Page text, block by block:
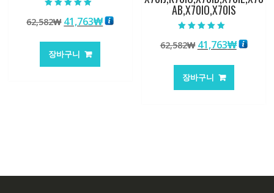
5.00
로 평가됨
62,582₩ 원
가
격:
41,763₩현
장바구니
AB,X70IO,X70IS
5.00
로 평가됨
62,582₩ 원
가
격:
41,763₩현
장바구니